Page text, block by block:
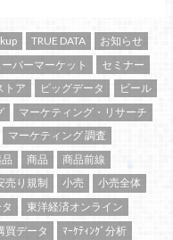
TRUE DATA
お知らせ
ーパーマーケット
セミナー
トア ビッグデータ
ビール
マーケティング・リサーチ
マーケティング 調査
商品
商品前線
売り規制 小売
小売全体
東洋経済オンライン
買データ ﾏｰｹﾃｨﾝｸﾞ分析